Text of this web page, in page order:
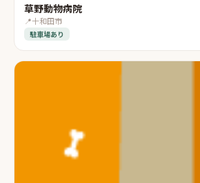
草野動物病院
📍十和田市
駐車場あり